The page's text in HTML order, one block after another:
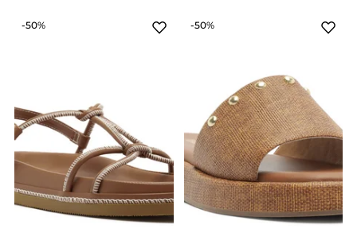
-50% -50%